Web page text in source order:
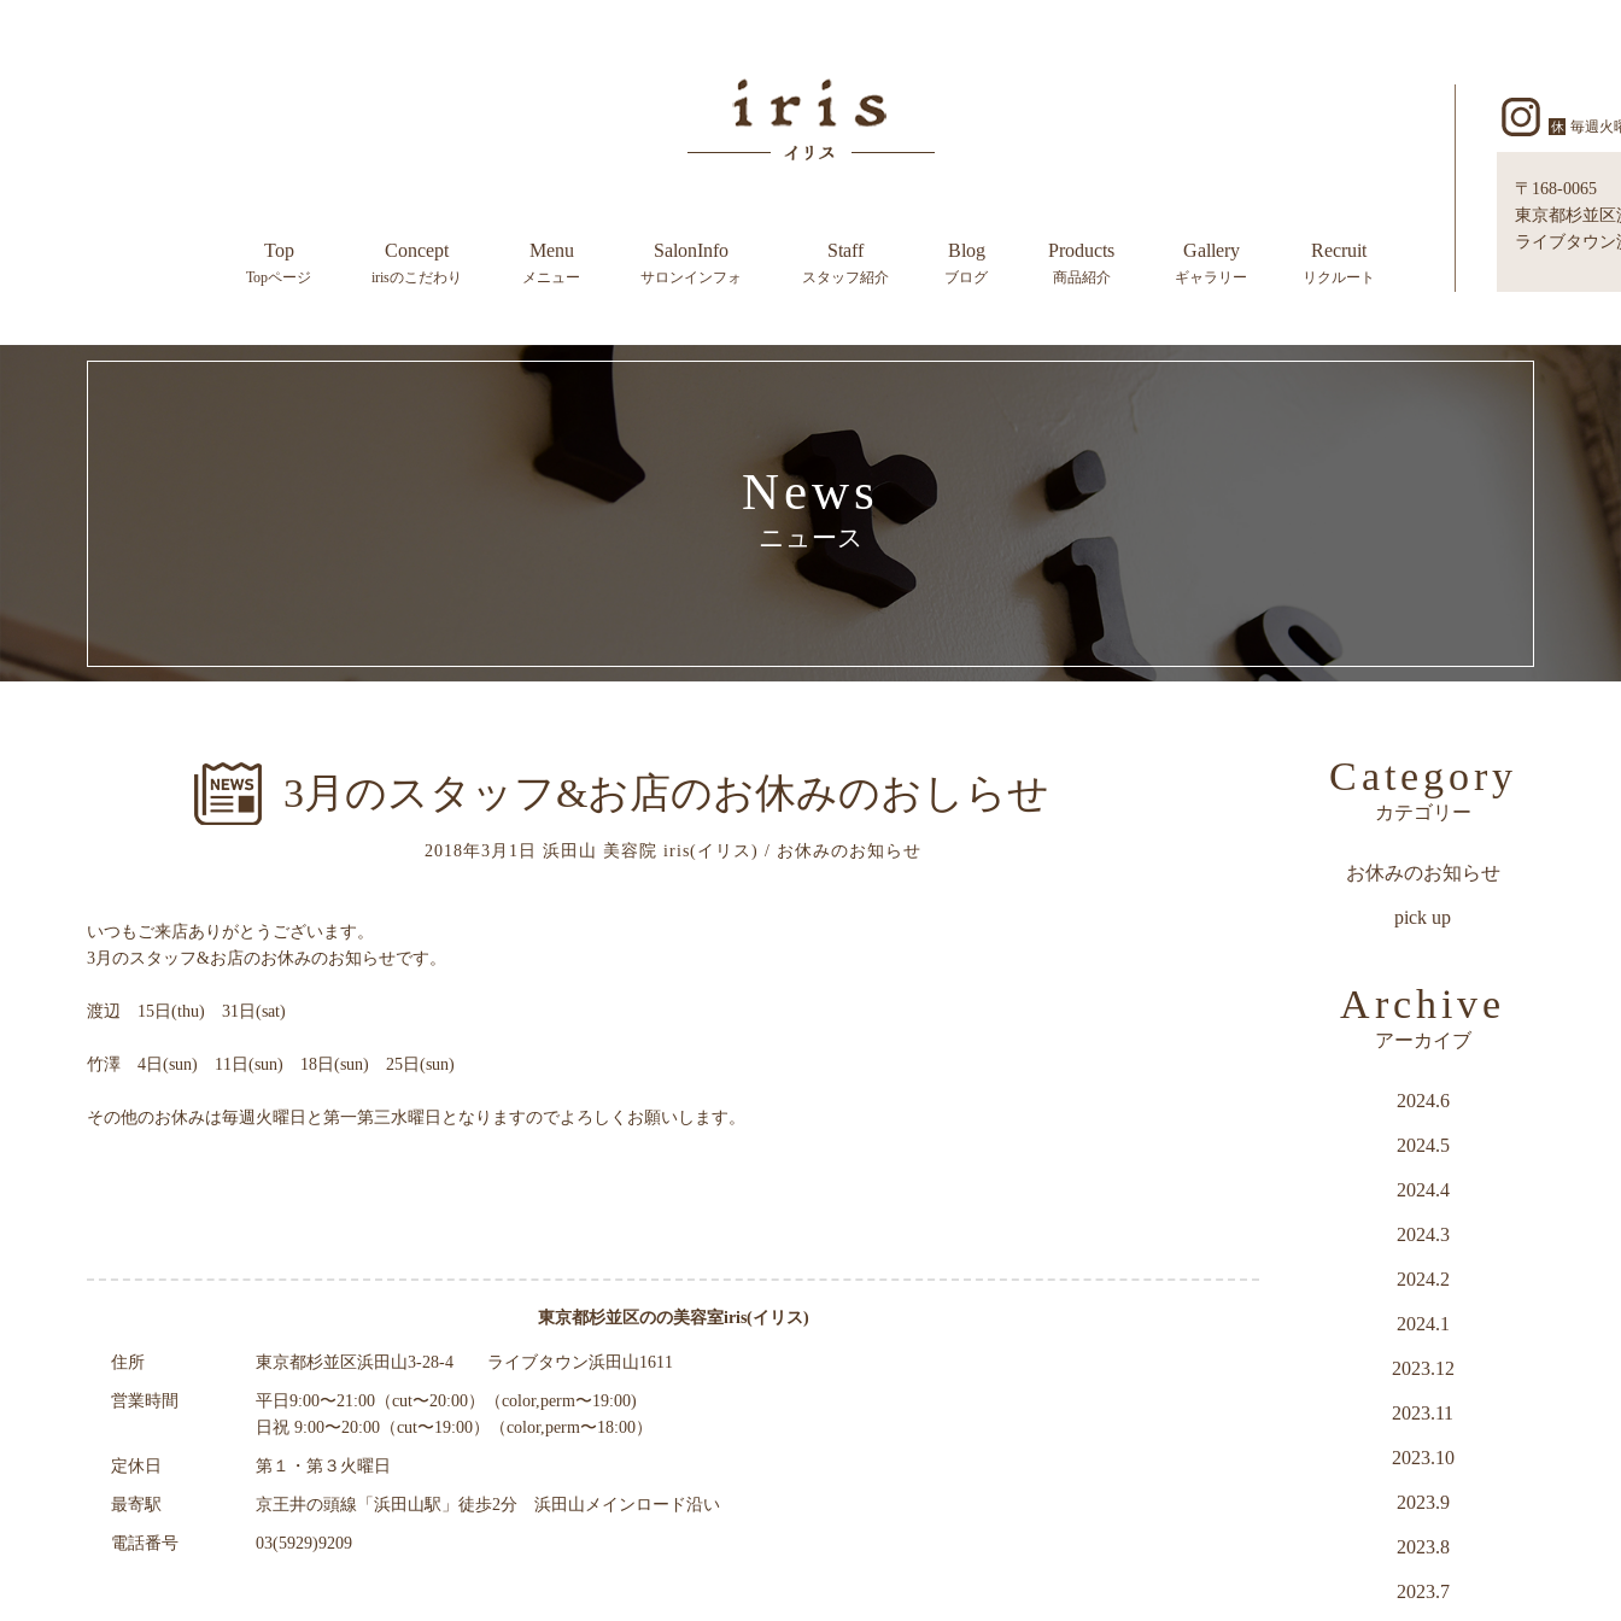
Top
Topページ
Concept
irisのこだわり
Menu
メニュー
SalonInfo
サロンインフォ
Staff
スタッフ紹介
Blog
ブログ
Products
商品紹介
Gallery
ギャラリー
Recruit
リクルート
休 毎週火
〒168-0065
東京都杉並区
ライブタウン
News
ニュース
3月のスタッフ&お店のお休みのおしらせ
2018年3月1日 浜田山 美容院 iris(イリス) / お休みのお知らせ
いつもご来店ありがとうございます。
3月のスタッフ&お店のお休みのお知らせです。
渡辺 15日(thu) 31日(sat)
竹澤 4日(sun) 11日(sun) 18日(sun) 25日(sun)
その他のお休みは毎週火曜日と第一第三水曜日となりますのでよろしくお願いします。
東京都杉並区のの美容室iris(イリス)
住所 東京都杉並区浜田山3-28-4 ライブタウン浜田山1611
営業時間
平日9:00〜21:00（cut〜20:00）（color,perm〜19:00)
日祝 9:00〜20:00（cut〜19:00）（color,perm〜18:00）
定休日 第１・第３火曜日
最寄駅 京王井の頭線「浜田山駅」徒歩2分 浜田山メインロード沿い
電話番号 03(5929)9209
Category
カテゴリー
お休みのお知らせ
pick up
Archive
アーカイブ
2024.6
2024.5
2024.4
2024.3
2024.2
2024.1
2023.12
2023.11
2023.10
2023.9
2023.8
2023.7